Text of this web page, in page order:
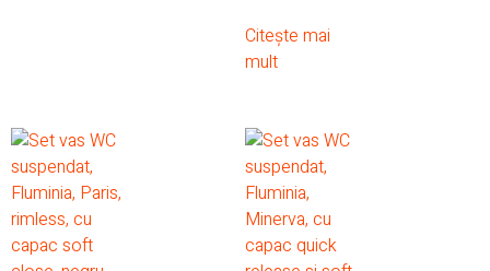
Citește mai
mult